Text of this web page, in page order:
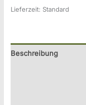
Lieferzeit: Standard
Beschreibung